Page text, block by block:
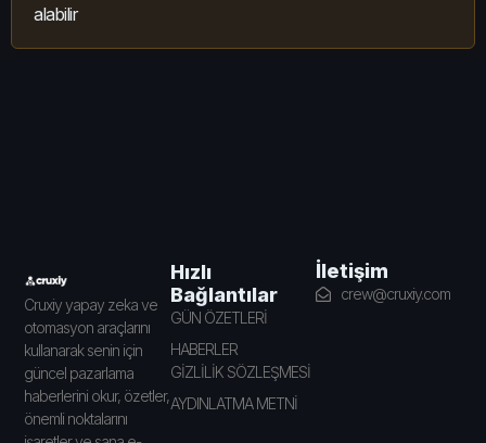
alabilir
Cruxiy yapay zeka ve
otomasyon araçlarını
kullanarak senin için
güncel pazarlama
haberlerini okur, özetler,
önemli noktalarını
Hızlı
Bağlantılar
GÜN ÖZETLERİ
HABERLER
GİZLİLİK SÖZLEŞMESİ
AYDINLATMA METNİ
İletişim
crew@cruxiy.com